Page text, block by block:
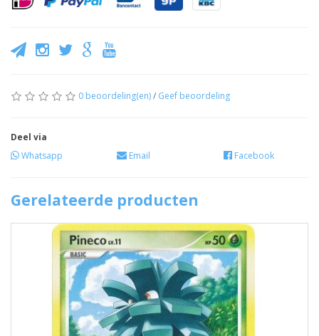
0 beoordeling(en)/ Geef beoordeling
Deel via
Whatsapp
Email Facebook
Gerelateerde producten